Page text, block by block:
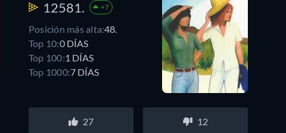
12581. +7
Posición más alta:48.
Top 10:0 DÍAS
Top 100:1 DÍAS
Top 1000:7 DÍAS
27 12